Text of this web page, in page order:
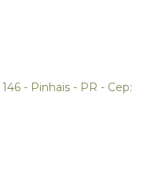
- Pinhais - PR - Cep: